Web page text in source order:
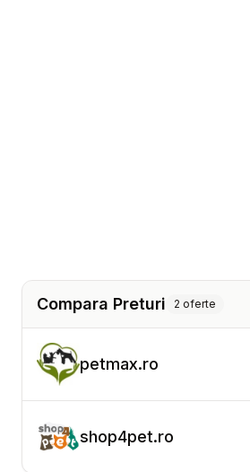
Compara Preturi 2 oferte
petmax.ro
shop4pet.ro